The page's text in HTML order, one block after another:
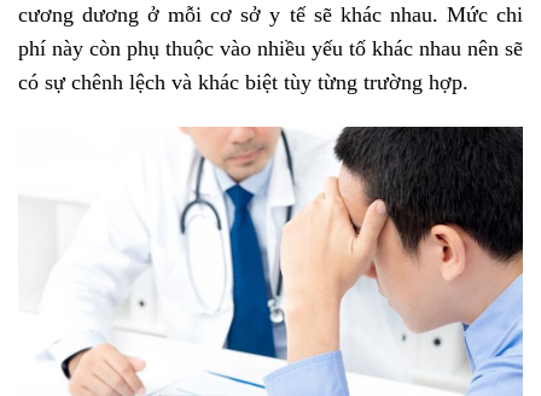
cương dương ở mỗi cơ sở y tế sẽ khác nhau. Mức chi
phí này còn phụ thuộc vào nhiều yếu tố khác nhau nên sẽ
có sự chênh lệch và khác biệt tùy từng trường hợp.